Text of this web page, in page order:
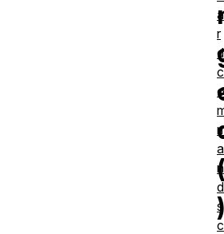
(
)
a
r
d
c
o
a
n
d
s
c